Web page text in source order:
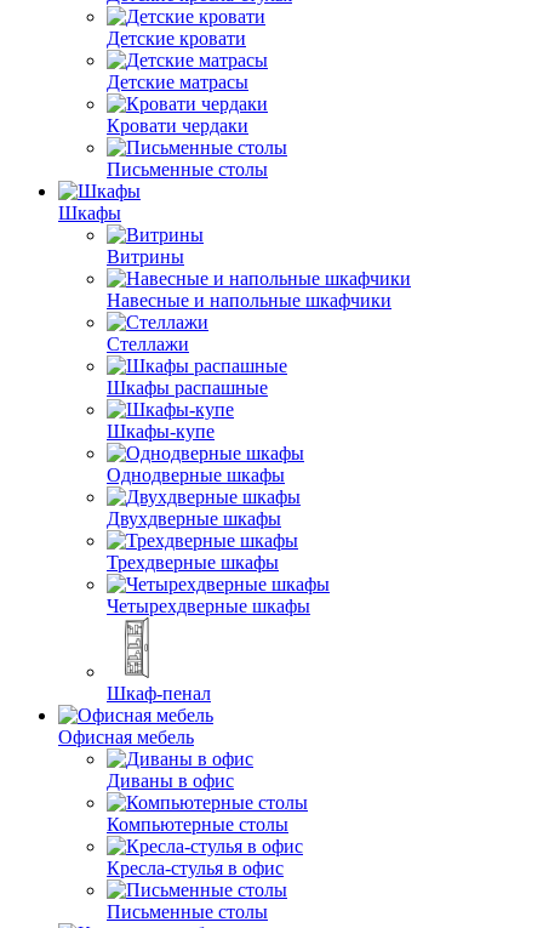
Детские кровати
Детские матрасы
Кровати чердаки
Письменные столы
Шкафы
Витрины
Навесные и напольные шкафчики
Стеллажи
Шкафы распашные
Шкафы-купе
Однодверные шкафы
Двухдверные шкафы
Трехдверные шкафы
Четырехдверные шкафы
Шкаф-пенал
Офисная мебель
Диваны в офис
Компьютерные столы
Кресла-стулья в офис
Письменные столы